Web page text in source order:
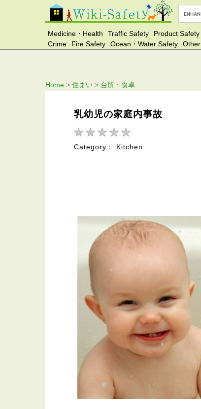
Medicine・Health Traffic Safety Product Safety
Crime
Fire Safety Ocean・Water Safety Other
Home > 住まい > 台所・食卓
乳幼児の家庭内事故
Category： Kitchen